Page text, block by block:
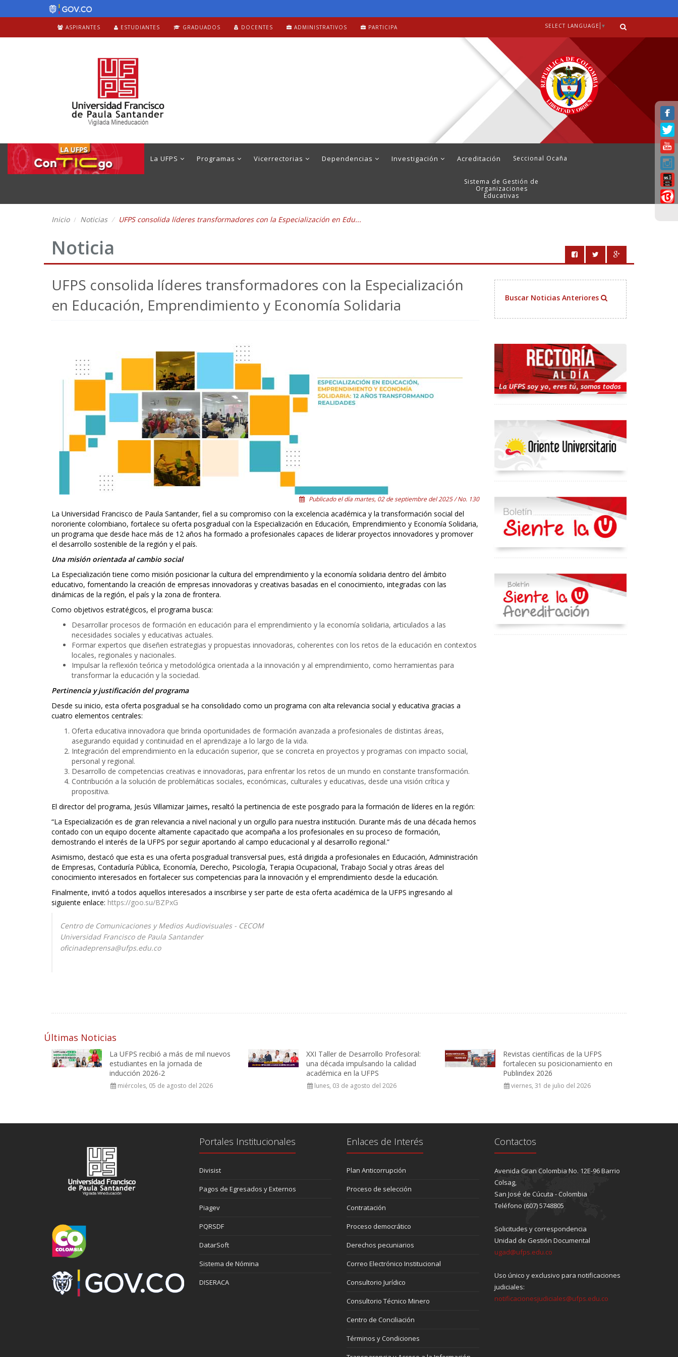
ASPIRANTES ESTUDIANTES GRADUADOS DOCENTES ADMINISTRATIVOS PARTICIPA SELECT LANGUAGE ▼
La UFPS Programas Vicerrectorias Dependencias Investigación Acreditación Seccional Ocaña
Sistema de Gestión de
Organizaciones
Educativas
Inicio Noticias UFPS consolida líderes transformadores con la Especialización en Edu...
Noticia
UFPS consolida líderes transformadores con la Especialización
en Educación, Emprendimiento y Economía Solidaria
Publicado el día martes, 02 de septiembre del 2025 / No. 130
La Universidad Francisco de Paula Santander, fiel a su compromiso con la excelencia académica y la transformación social del
nororiente colombiano, fortalece su oferta posgradual con la Especialización en Educación, Emprendimiento y Economía Solidaria,
un programa que desde hace más de 12 años ha formado a profesionales capaces de liderar proyectos innovadores y promover
el desarrollo sostenible de la región y el país.
Una misión orientada al cambio social
La Especialización tiene como misión posicionar la cultura del emprendimiento y la economía solidaria dentro del ámbito
educativo, fomentando la creación de empresas innovadoras y creativas basadas en el conocimiento, integradas con las
dinámicas de la región, el país y la zona de frontera.
Como objetivos estratégicos, el programa busca:
Desarrollar procesos de formación en educación para el emprendimiento y la economía solidaria, articulados a las
necesidades sociales y educativas actuales.
Formar expertos que diseñen estrategias y propuestas innovadoras, coherentes con los retos de la educación en contextos
locales, regionales y nacionales.
Impulsar la reflexión teórica y metodológica orientada a la innovación y al emprendimiento, como herramientas para
transformar la educación y la sociedad.
Pertinencia y justificación del programa
Desde su inicio, esta oferta posgradual se ha consolidado como un programa con alta relevancia social y educativa gracias a
cuatro elementos centrales:
Oferta educativa innovadora que brinda oportunidades de formación avanzada a profesionales de distintas áreas,
asegurando equidad y continuidad en el aprendizaje a lo largo de la vida.
Integración del emprendimiento en la educación superior, que se concreta en proyectos y programas con impacto social,
personal y regional.
Desarrollo de competencias creativas e innovadoras, para enfrentar los retos de un mundo en constante transformación.
Contribución a la solución de problemáticas sociales, económicas, culturales y educativas, desde una visión crítica y
propositiva.
El director del programa, Jesús Villamizar Jaimes, resaltó la pertinencia de este posgrado para la formación de líderes en la región:
“La Especialización es de gran relevancia a nivel nacional y un orgullo para nuestra institución. Durante más de una década hemos
contado con un equipo docente altamente capacitado que acompaña a los profesionales en su proceso de formación,
demostrando el interés de la UFPS por seguir aportando al campo educacional y al desarrollo regional.”
Asimismo, destacó que esta es una oferta posgradual transversal pues, está dirigida a profesionales en Educación, Administración
de Empresas, Contaduría Pública, Economía, Derecho, Psicología, Terapia Ocupacional, Trabajo Social y otras áreas del
conocimiento interesados en fortalecer sus competencias para la innovación y el emprendimiento desde la educación.
Finalmente, invitó a todos aquellos interesados a inscribirse y ser parte de esta oferta académica de la UFPS ingresando al
siguiente enlace: https://goo.su/BZPxG
Centro de Comunicaciones y Medios Audiovisuales - CECOM
Universidad Francisco de Paula Santander
oficinadeprensa@ufps.edu.co
Buscar Noticias Anteriores
Últimas Noticias
La UFPS recibió a más de mil nuevos
estudiantes en la jornada de
inducción 2026-2
miércoles, 05 de agosto del 2026
XXI Taller de Desarrollo Profesoral:
una década impulsando la calidad
académica en la UFPS
lunes, 03 de agosto del 2026
Revistas científicas de la UFPS
fortalecen su posicionamiento en
Publindex 2026
viernes, 31 de julio del 2026
Portales Institucionales
Divisist
Pagos de Egresados y Externos
Piagev
PQRSDF
DatarSoft
Sistema de Nómina
DISERACA
Enlaces de Interés
Plan Anticorrupción
Proceso de selección
Contratación
Proceso democrático
Derechos pecuniarios
Correo Electrónico Institucional
Consultorio Jurídico
Consultorio Técnico Minero
Centro de Conciliación
Términos y Condiciones
Contactos
Avenida Gran Colombia No. 12E-96 Barrio
Colsag,
San José de Cúcuta - Colombia
Teléfono (607) 5748805
Solicitudes y correspondencia
Unidad de Gestión Documental
ugad@ufps.edu.co
Uso único y exclusivo para notificaciones
judiciales:
notificacionesjudiciales@ufps.edu.co